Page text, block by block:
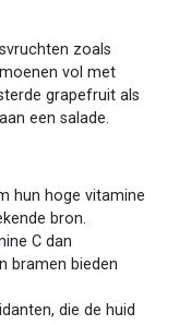
zoals
vol met
grapefruit als
een salade.
hun hoge vitamine
bron.
C dan
bramen bieden
die de huid